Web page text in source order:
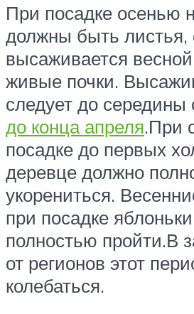
При посадке осенью
должны быть листья,
высаживается
живые почки.
следует до середины
до конца апреля.При
посадке до первых
деревце должно
укорениться.
при посадке
полностью пройти.В
от регионов этот
колебаться.